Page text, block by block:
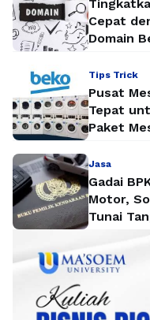
Cepat
Domain
Tips Trick
Pusat
Tepat
Paket
Jasa
Gadai
Motor,
Tunai